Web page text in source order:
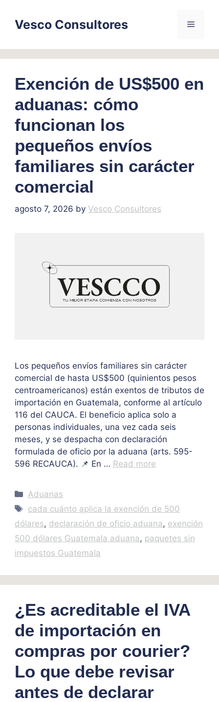
contentVesco Consultores Menu
Exención de US$500 en
aduanas: cómo
funcionan los
pequeños envíos
familiares sin carácter
comercial
agosto 7, 2026 by Vesco Consultores
Los pequeños envíos familiares sin carácter
comercial de hasta US$500 (quinientos pesos
centroamericanos) están exentos de tributos de
importación en Guatemala, conforme al artículo
116 del CAUCA. El beneficio aplica solo a
personas individuales, una vez cada seis
meses, y se despacha con declaración
formulada de oficio por la aduana (arts. 595-
596 RECAUCA). 📌 En … Read more
Categories
Aduanas
Tags
cada cuánto aplica la exención de 500
dólares, declaración de oficio aduana, exención
500 dólares Guatemala aduana, paquetes sin
impuestos Guatemala
¿Es acreditable el IVA
de importación en
compras por courier?
Lo que debe revisar
antes de declarar